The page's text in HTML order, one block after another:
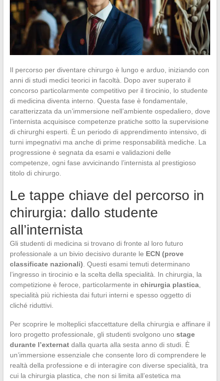
Il percorso per diventare chirurgo è lungo e arduo, iniziando con
anni di studi medici teorici in facoltà. Dopo aver superato il
concorso particolarmente competitivo per il tirocinio, lo studente
di medicina diventa interno. Questa fase è fondamentale,
caratterizzata da un’immersione nell’ambiente ospedaliero, dove
l’internista acquisisce competenze pratiche sotto la supervisione
di chirurghi esperti. È un periodo di apprendimento intensivo, di
turni impegnativi ma anche di prime responsabilità mediche. La
progressione è segnata da esami e validazioni delle
competenze, ogni fase avvicinando l’internista al prestigioso
titolo di chirurgo.
Le tappe chiave del percorso in
chirurgia: dallo studente
all’internista
Gli studenti di medicina si trovano di fronte al loro futuro
professionale a un bivio decisivo durante le ECN (prove
classificate nazionali) . Questi esami temuti determinano
l’ingresso in tirocinio e la scelta della specialità. In chirurgia, la
competizione è feroce, particolarmente in chirurgia plastica,
specialità più richiesta dai futuri interni e spesso oggetto di
cliché riduttivi.
Per scoprire le molteplici sfaccettature della chirurgia e affinare il
loro progetto professionale, gli studenti svolgono uno stage
durante l’externatdalla quarta alla sesta anno di studi. È
un’immersione essenziale che consente loro di comprendere le
realtà della professione e di interagire con diverse specialità, tra
cui la chirurgia plastica, che non si limita all’estetica ma